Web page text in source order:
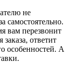
не
самостоятельно.
вам перезвонит
ответит
особенностей. А